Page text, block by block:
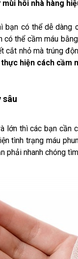
hôi nhà hàng
bạn có thể dễ
có thể cầm máu
cắt nhỏ mà trúng
thực hiện cách cầm
sâu
thì các bạn cần
tình trạng máu
phải nhanh chóng